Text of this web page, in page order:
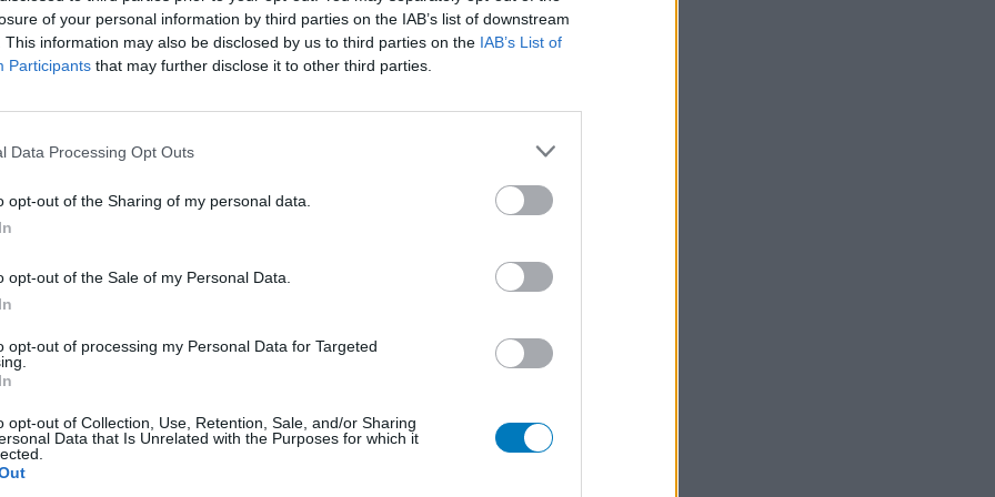
of your personal information by third parties on the IAB’s list of downstream
This information may also be disclosed by us to third parties on the IAB’s List of
Participants that may further disclose it to other third parties.
Data Processing Opt Outs
opt-out of the Sharing of my personal data.
opt-out of the Sale of my Personal Data.
opt-out of processing my Personal Data for Targeted
opt-out of Collection, Use, Retention, Sale, and/or Sharing
Data that Is Unrelated with the Purposes for which it
Wirksamkeit
Anzahl Nebenwirkungen
nicht. Ich
Depression - SSRI
Depression - andere Mittel